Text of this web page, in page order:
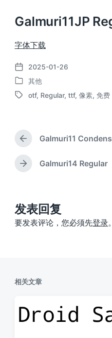
Galmuri11JP
字体下载
发
布
日
2025-01-26
发
布
其他
标
otf, Regular, ttf, 像素, 免费
上
篇
文
章
Galmuri11
下
：
Galmuri14 Regular
发表回复
要发表评论，您必须先登录。
相关文章